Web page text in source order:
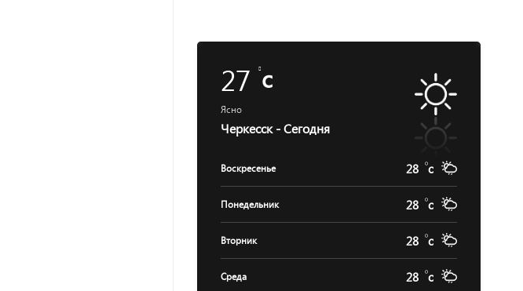
27c
Ясно
Черкесск - Сегодня
Воскресенье 28 c
Понедельник 28 c
Вторник 28 c
Среда 28 c